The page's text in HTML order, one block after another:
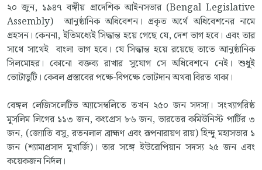
২০ জুন, ১৯৪৭ বঙ্গীয় প্রাদেশিক আইনসভার (Bengal Legislative
Assembly) আনুষ্ঠানিক অধিবেশন। প্রকৃত অর্থে অধিবেশনের নামে
প্রহসন। কেননা, ইতিমধ্যেই সিদ্ধান্ত হয়ে গেছে যে, দেশ ভাগ হবে। এবং তার
সাথে সাথেই বাংলা ভাগ হবে। যে সিদ্ধান্ত হয়ে রয়েছে তাতে আনুষ্ঠানিক
সিলমোহর। কোনো বক্তব্য রাখার সুযোগ সে অধিবেশনে নেই। শুধুই
ভোটাভুটি। কেবল প্রস্তাবের পক্ষে-বিপক্ষে ভোটদান অথবা বিরত থাকা।
বেঙ্গল লেজিসলেটিভ অ্যাসেম্বলিতে তখন ২৫০ জন সদস্য। সংখ্যাগরিষ্ঠ
মুসলিম লিগের ১১৩ জন, কংগ্রেস ৮৬ জন, ভারতের কমিউনিস্ট পার্টির ৩
জন, (জ্যোতি বসু, রতনলাল ব্রাহ্মণ এবং রূপনারায়ণ রায়) হিন্দু মহাসভার ১
জন (শ্যামাপ্রসাদ মুখার্জি)। তার সঙ্গে ইউরোপিয়ান সদস্য ২৫ জন এবং
কয়েকজন নির্দল।